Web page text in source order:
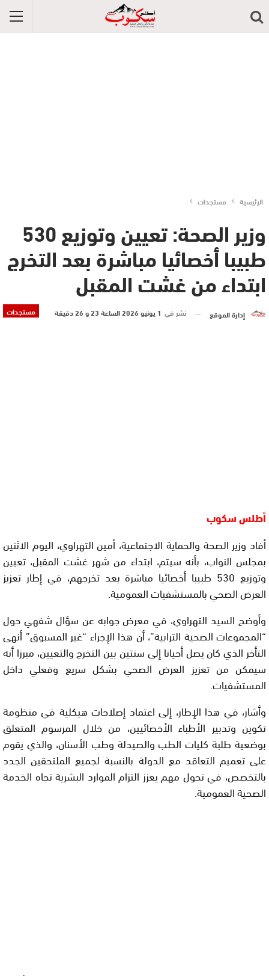
الرئيسية مستجدات
وزير الصحة: تعيين وتوزيع 530
طبيبا أخصائيا مباشرة بعد التخرج
ابتداء من غشت المقبل
مستجدات إدارة الموقع نشر في 1 يونيو 2026 الساعة 23 و 26 دقيقة
أطلس سكوب
أفاد وزير الصحة والحماية الاجتماعية، أمين التهراوي، اليوم الاثنين
بمجلس النواب، بأنه سيتم، ابتداء من شهر غشت المقبل، تعيين
وتوزيع 530 طبيبا أخصائيا مباشرة بعد تخرجهم، في إطار تعزيز
العرض الصحي بالمستشفيات العمومية.
وأوضح السيد التهراوي، في معرض جوابه عن سؤال شفهي حول
“المجموعات الصحية الترابية”، أن هذا الإجراء “غير المسبوق” أنهى
التأخر الذي كان يصل أحيانا إلى سنتين بين التخرج والتعيين، مبرزا أنه
سيمكن من تعزيز العرض الصحي بشكل سريع وفعلي داخل
المستشفيات.
وأشار، في هذا الإطار، إلى اعتماد إصلاحات هيكلية في منظومة
تكوين وتدبير الأطباء الأخصائيين، من خلال المرسوم المتعلق
بوضعية طلبة كليات الطب والصيدلة وطب الأسنان، والذي يقوم
على تعميم التعاقد مع الدولة بالنسبة لجميع الملتحقين الجدد
بالتخصص، في تحول مهم يعزز التزام الموارد البشرية تجاه الخدمة
الصحية العمومية.